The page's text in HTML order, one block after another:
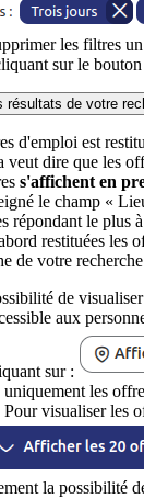
les filtres
sur le
résultats de votre
d'emploi est
veut dire que les
s'affichent en
le champ «
répondant le plus
restituées les
de votre
de
aux
sur :
les
visualiser les
la possibilité